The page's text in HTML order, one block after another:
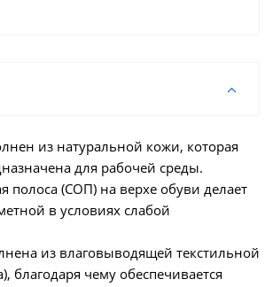
из натуральной кожи, которая
для рабочей среды.
полоса (СОП) на верхе обуви делает
в условиях слабой
из влаговыводящей текстильной
благодаря чему обеспечивается